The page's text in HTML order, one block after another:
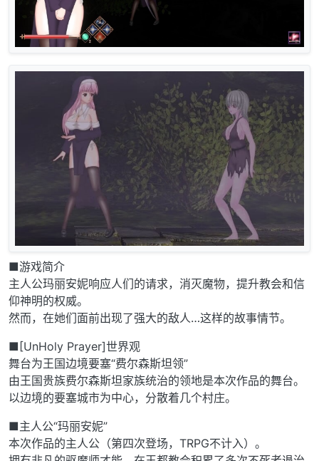
■游戏简介
主人公玛丽安妮响应人们的请求，消灭魔物，提升教会和信
仰神明的权威。
然而，在她们面前出现了强大的敌人…这样的故事情节。
■[UnHoly Prayer]世界观
舞台为王国边境要塞“费尔森斯坦领”
由王国贵族费尔森斯坦家族统治的领地是本次作品的舞台。
以边境的要塞城市为中心，分散着几个村庄。
■主人公“玛丽安妮”
本次作品的主人公（第四次登场，TRPG不计入）。